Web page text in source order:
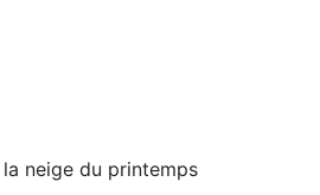
neige du printemps